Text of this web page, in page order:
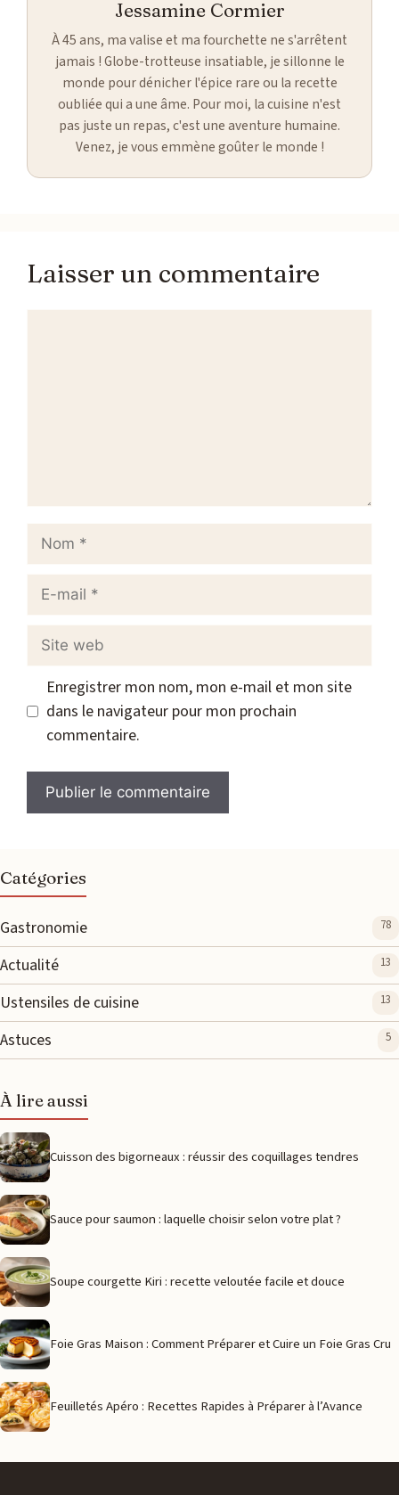
Jessamine Cormier
À 45 ans, ma valise et ma fourchette ne s'arrêtent
jamais ! Globe-trotteuse insatiable, je sillonne le
monde pour dénicher l'épice rare ou la recette
oubliée qui a une âme. Pour moi, la cuisine n'est
pas juste un repas, c'est une aventure humaine.
Venez, je vous emmène goûter le monde !
Laisser un commentaire
Nom
Site
Enregistrer mon nom, mon e-mail et mon site
dans le navigateur pour mon prochain
commentaire.
Catégories
Gastronomie 78
Actualité 13
Ustensiles de cuisine 13
Astuces 5
À lire aussi
Cuisson des bigorneaux : réussir des coquillages tendres
Sauce pour saumon : laquelle choisir selon votre plat ?
Soupe courgette Kiri : recette veloutée facile et douce
Foie Gras Maison : Comment Préparer et Cuire un Foie Gras Cru
Feuilletés Apéro : Recettes Rapides à Préparer à l’Avance